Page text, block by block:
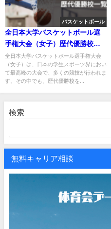
バスケットボール
全日本大学バスケットボール選
手権大会（女子）歴代優勝校一
覧
全日本大学バスケットボール選手権大会
（女子）は、日本の学生スポーツ界におい
て最高峰の大会で、多くの競技が行われま
す。その中でも、歴代優勝校を...
検索
無料キャリア相談